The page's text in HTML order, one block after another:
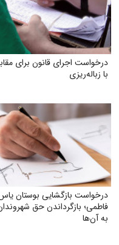
درخواست اجرای قانون برای
با زباله‌ریزی
درخواست بازگشایی بوستان
فاطمی؛ بازگرداندن حق
به آن‌ها